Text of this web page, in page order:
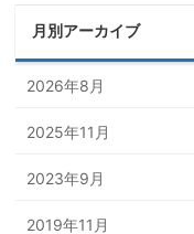
月別アーカイブ
2026年8月
2025年11月
2023年9月
2019年11月